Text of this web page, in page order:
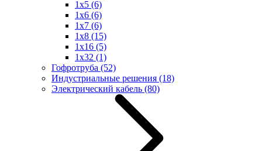
1x5 (6)
1x6 (6)
1x7 (6)
1x8 (15)
1x16 (5)
1x32 (1)
Гофротруба (52)
Индустриальные решения (18)
Электрический кабель (80)